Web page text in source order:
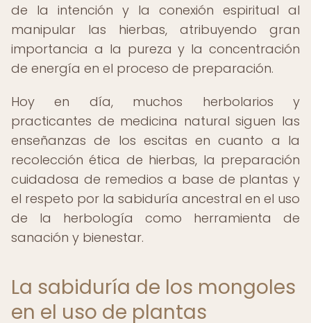
de la intención y la conexión espiritual al
manipular las hierbas, atribuyendo gran
importancia a la pureza y la concentración
de energía en el proceso de preparación.
Hoy en día, muchos herbolarios y
practicantes de medicina natural siguen las
enseñanzas de los escitas en cuanto a la
recolección ética de hierbas, la preparación
cuidadosa de remedios a base de plantas y
el respeto por la sabiduría ancestral en el uso
de la herbología como herramienta de
sanación y bienestar.
La sabiduría de los mongoles
en el uso de plantas